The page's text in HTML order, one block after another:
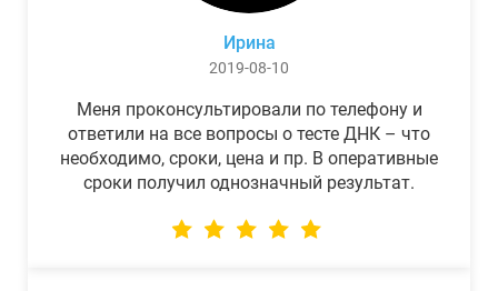
Ирина
2019-08-10
Меня проконсультировали по телефону и
ответили на все вопросы о тесте ДНК – что
необходимо, сроки, цена и пр. В оперативные
сроки получил однозначный результат.